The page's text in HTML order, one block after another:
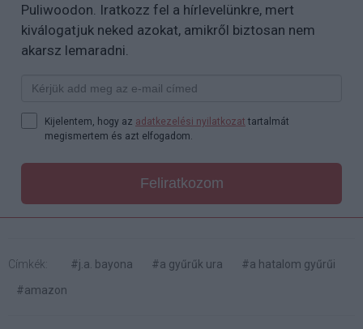
Puliwoodon. Iratkozz fel a hírlevelünkre, mert
kiválogatjuk neked azokat, amikről biztosan nem
akarsz lemaradni.
Kijelentem, hogy az adatkezelési nyilatkozat tartalmát
megismertem és azt elfogadom.
Feliratkozom
Címkék: #j.a. bayona #a gyűrűk ura
#a hatalom gyűrűi
#amazon